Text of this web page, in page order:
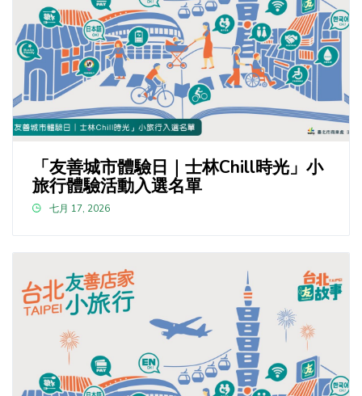
「友善城市體驗日｜士林Chill時光」小
旅行體驗活動入選名單
七月 17, 2026